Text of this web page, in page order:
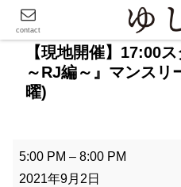
【現地開催】17:00
～RJ編～』マンスリ
曜)
【
現
5:00 PM – 8:00 PM
2021年9月2日
contact